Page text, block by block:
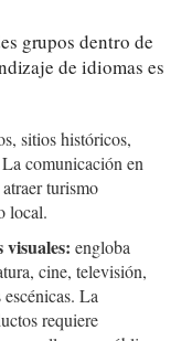
grupos dentro de
de idiomas es
sitios históricos,
comunicación en
turismo
local.
visuales: engloba
cine, televisión,
La
requiere